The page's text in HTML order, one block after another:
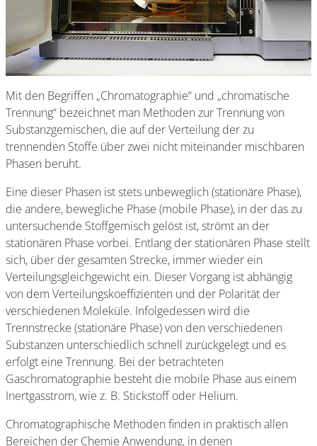
Mit den Begriffen „Chromatographie“ und „chromatische
Trennung“ bezeichnet man Methoden zur Trennung von
Substanzgemischen, die auf der Verteilung der zu
trennenden Stoffe über zwei nicht miteinander mischbaren
Phasen beruht.
Eine dieser Phasen ist stets unbeweglich (stationäre Phase),
die andere, bewegliche Phase (mobile Phase), in der das zu
untersuchende Stoffgemisch gelöst ist, strömt an der
stationären Phase vorbei. Entlang der stationären Phase stellt
sich, über der gesamten Strecke, immer wieder ein
Verteilungsgleichgewicht ein. Dieser Vorgang ist abhängig
von dem Verteilungskoeffizienten und der Polarität der
verschiedenen Moleküle. Infolgedessen wird die
Trennstrecke (stationäre Phase) von den verschiedenen
Substanzen unterschiedlich schnell zurück­gelegt und es
erfolgt eine Trennung. Bei der betrachteten
Gaschromatographie besteht die mobile Phase aus einem
Inertgasstrom, wie z. B. Stickstoff oder Helium.
Chromatographische Methoden finden in praktisch allen
Bereichen der Chemie An­wendung, in denen